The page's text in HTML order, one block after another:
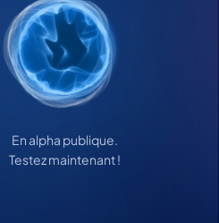
En alpha publique.
Testez maintenant !